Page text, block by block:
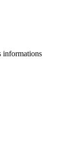
informations